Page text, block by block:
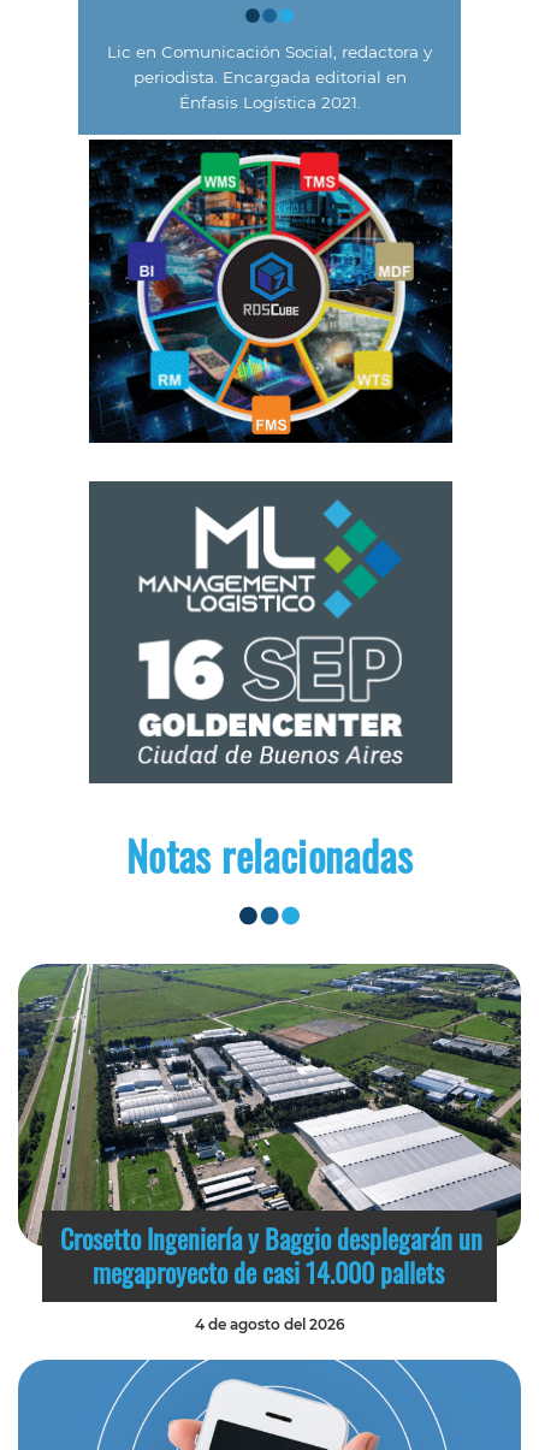
Lic en Comunicación Social, redactora y
periodista. Encargada editorial en
Énfasis Logística 2021.
Notas relacionadas
Crosetto Ingeniería y Baggio desplegarán un
megaproyecto de casi 14.000 pallets
4 de agosto del 2026